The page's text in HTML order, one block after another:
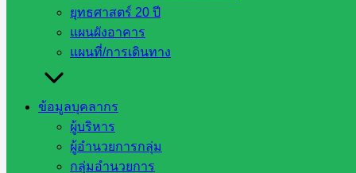
ยุทธศาสตร์ 20 ปี
แผนผังอาคาร
แผนที่/การเดินทาง
ข้อมูลบุคลากร
ผู้บริหาร
ผู้อำนวยการกลุ่ม
กลุ่มอำนวยการ
ตรวจสอบ ประเมินผลและนิเทศการศึกษา
(ก.ต.ป.น.) ของเขตพื้นที่การศึกษา ประจำ
ปีงบประมาณ 2567
ตุลาคม 7, 2024
วารสาร ประชาสัมพันธ์